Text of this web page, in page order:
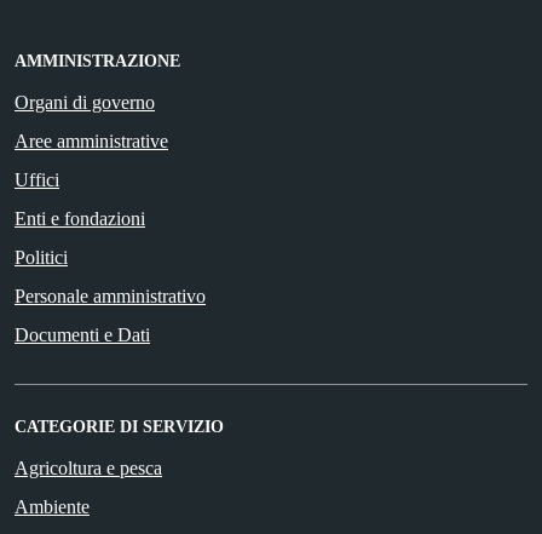
AMMINISTRAZIONE
Organi di governo
Aree amministrative
Uffici
Enti e fondazioni
Politici
Personale amministrativo
Documenti e Dati
CATEGORIE DI SERVIZIO
Agricoltura e pesca
Ambiente